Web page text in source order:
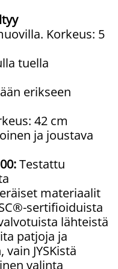
Korkeus: 5
tuella
erikseen
42 cm
ja joustava
Testattu
materiaalit
sertifioiduista
lähteistä
patjoja ja
JYSKistä
valinta